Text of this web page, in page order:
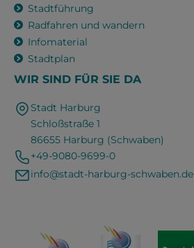
Stadtführung
Radfahren und wandern
Infomaterial
Stadtplan
WIR SIND FÜR SIE DA
Stadt Harburg
Schloßstraße 1
86655 Harburg (Schwaben)
+49-9080-9699-0
info@stadt-harburg-schwaben.de